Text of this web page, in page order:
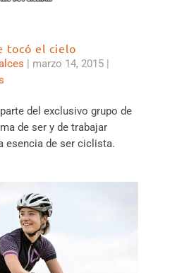
tocó el cielo
| marzo 14, 2015 |
del exclusivo grupo de
de ser y de trabajar
esencia de ser ciclista.